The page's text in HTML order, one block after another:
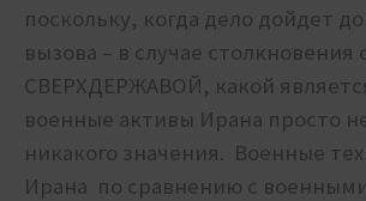
поскольку, когда дело дойдет
вызова – в случае столкновения
СВЕРХДЕРЖАВОЙ, какой
военные активы Ирана просто
никакого значения. Военные
Ирана по сравнению с военными